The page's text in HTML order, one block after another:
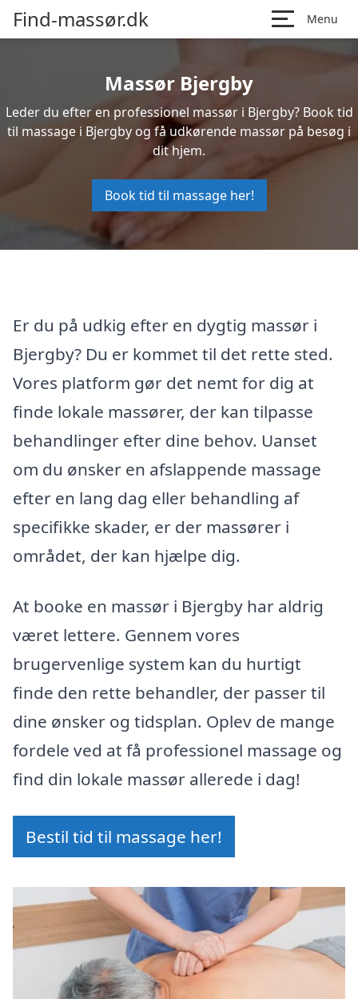
Find-massør.dk Menu
Massør Bjergby
Leder du efter en professionel massør i Bjergby? Book tid
til massage i Bjergby og få udkørende massør på besøg i
dit hjem.
Book tid til massage her!
Er du på udkig efter en dygtig massør i
Bjergby? Du er kommet til det rette sted.
Vores platform gør det nemt for dig at
finde lokale massører, der kan tilpasse
behandlinger efter dine behov. Uanset
om du ønsker en afslappende massage
efter en lang dag eller behandling af
specifikke skader, er der massører i
området, der kan hjælpe dig.
At booke en massør i Bjergby har aldrig
været lettere. Gennem vores
brugervenlige system kan du hurtigt
finde den rette behandler, der passer til
dine ønsker og tidsplan. Oplev de mange
fordele ved at få professionel massage og
find din lokale massør allerede i dag!
Bestil tid til massage her!